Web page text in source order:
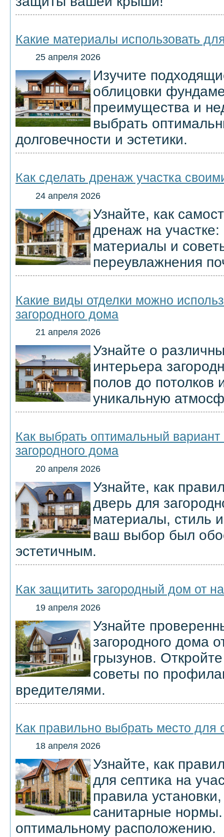
Какие материалы использовать
25 апреля 2026
Изучите
облицовки
преимущества и
выбрать
долговечности и эстетики.
Как сделать дренаж участка
24 апреля 2026
Узнайте, как
дренаж на
материалы и
переувлажнения
Какие виды отделки можно
загородного дома
21 апреля 2026
Узнайте о
интерьера
полов до потолков
уникальную
Как выбрать оптимальный
загородного дома
20 апреля 2026
Узнайте, как
дверь для
материалы, стиль
ваш выбор был
эстетичным.
Как защитить загородный дом от
19 апреля 2026
Узнайте
загородного дома
грызунов.
советы по
вредителями.
Как правильно выбрать место для
18 апреля 2026
Узнайте, как
для септика на
правила
санитарные
оптимальному расположению.